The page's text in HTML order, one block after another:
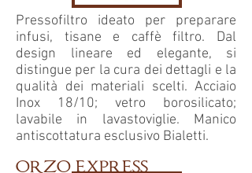
Pressofiltro ideato per preparare
infusi, tisane e caffè filtro. Dal
design lineare ed elegante, si
distingue per la cura dei dettagli e la
qualità dei materiali scelti. Acciaio
Inox 18/10; vetro borosilicato;
lavabile in lavastoviglie. Manico
antiscottatura esclusivo Bialetti.
orzo express